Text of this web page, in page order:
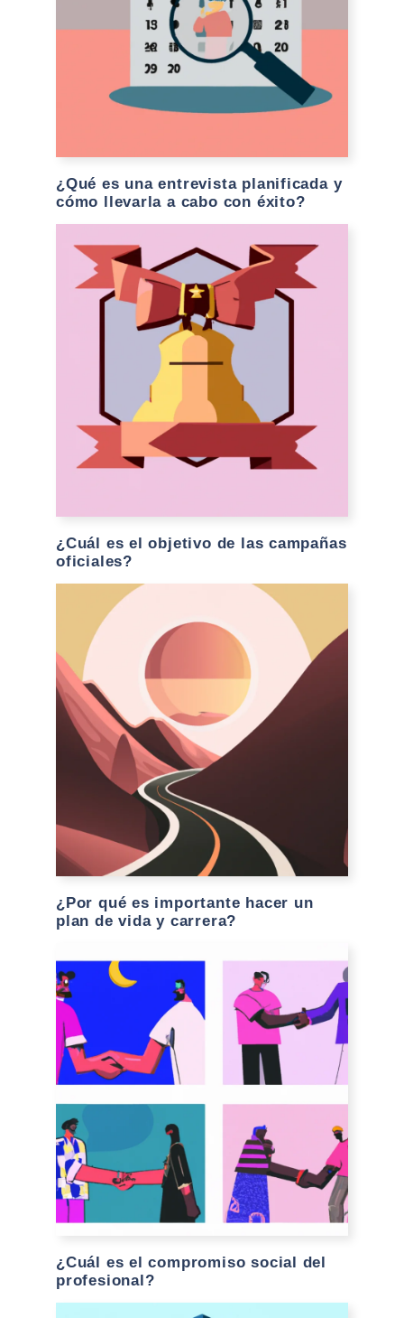
¿Qué es una entrevista planificada y
cómo llevarla a cabo con éxito?
¿Cuál es el objetivo de las campañas
oficiales?
¿Por qué es importante hacer un
plan de vida y carrera?
¿Cuál es el compromiso social del
profesional?